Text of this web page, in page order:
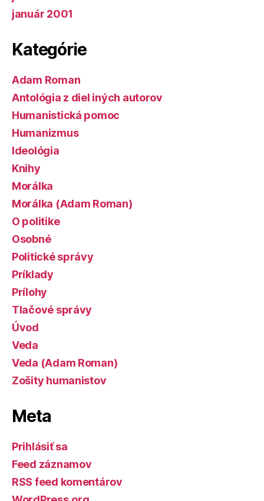
január 2001
Kategórie
Adam Roman
Antológia z diel iných autorov
Humanistická pomoc
Humanizmus
Ideológia
Knihy
Morálka
Morálka (Adam Roman)
O politike
Osobné
Politické správy
Príklady
Prílohy
Tlačové správy
Úvod
Veda
Veda (Adam Roman)
Zošity humanistov
Meta
Prihlásiť sa
Feed záznamov
RSS feed komentárov